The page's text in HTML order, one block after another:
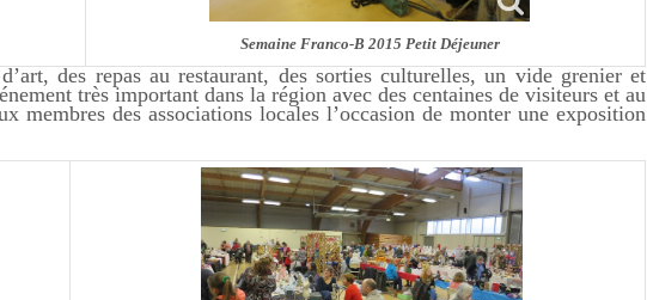
Semaine Franco-B 2015 Petit Déjeuner
des repas au restaurant, des sorties culturelles, un vide grenier et
très important dans la région avec des centaines de visiteurs et au
membres des associations locales l’occasion de monter une exposition